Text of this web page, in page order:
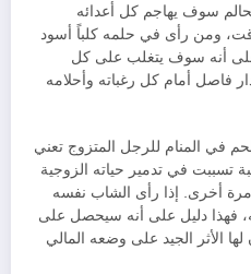
سوف يهاجم كل أعدائه
ومن رأى في حلمه كلباً أسود
أنه سوف يتغلب على كل
فاصل أمام كل رغباته وأحلامه
في المنام للرجل المتزوج تعني
في تدمير حياته الزوجية
أخرى. إذا رأى الشاب نفسه
فهذا دليل على أنه سيحصل على
الأثر الجيد على وضعه المالي